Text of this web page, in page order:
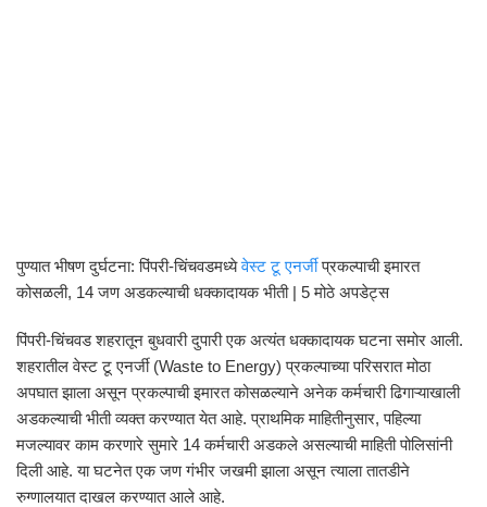
पुण्यात भीषण दुर्घटना: पिंपरी-चिंचवडमध्येवेस्ट टू एनर्जीप्रकल्पाची इमारत
कोसळली, 14 जण अडकल्याची धक्कादायक भीती | 5 मोठे अपडेट्स
पिंपरी-चिंचवड शहरातून बुधवारी दुपारी एक अत्यंत धक्कादायक घटना समोर आली.
शहरातील वेस्ट टू एनर्जी (Waste to Energy) प्रकल्पाच्या परिसरात मोठा
अपघात झाला असून प्रकल्पाची इमारत कोसळल्याने अनेक कर्मचारी ढिगाऱ्याखाली
अडकल्याची भीती व्यक्त करण्यात येत आहे. प्राथमिक माहितीनुसार, पहिल्या
मजल्यावर काम करणारे सुमारे 14 कर्मचारी अडकले असल्याची माहिती पोलिसांनी
दिली आहे. या घटनेत एक जण गंभीर जखमी झाला असून त्याला तातडीने
रुग्णालयात दाखल करण्यात आले आहे.